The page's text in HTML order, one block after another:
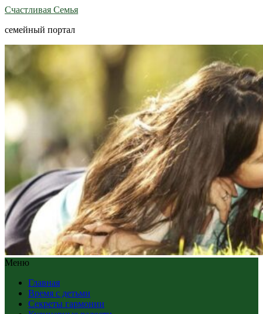
Счастливая Семья
семейный портал
Меню
Главная
Время с детьми
Секреты гармонии